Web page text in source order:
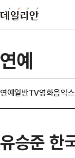
연예
연예일반TV영화음악
유승준 한